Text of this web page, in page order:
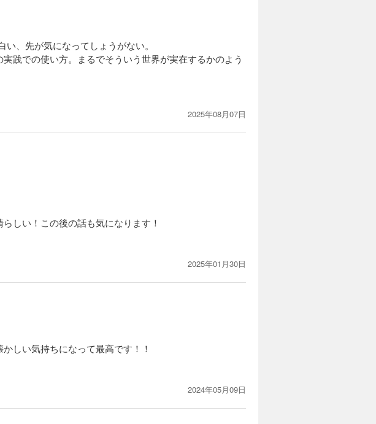
、先が気になってしょうがない。
践での使い方。まるでそういう世界が実在するかのよう
2025年08月07日
しい！この後の話も気になります！
2025年01月30日
しい気持ちになって最高です！！
2024年05月09日